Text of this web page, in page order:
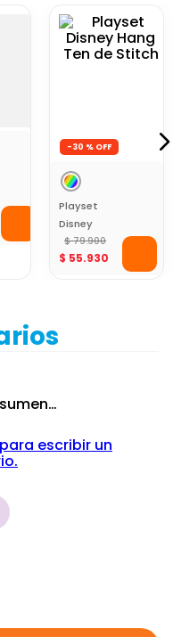
Playset
Disney
Hang Ten
de Stitch
$ 79.900
$ 55.930
(0 comentarios)
escribir un